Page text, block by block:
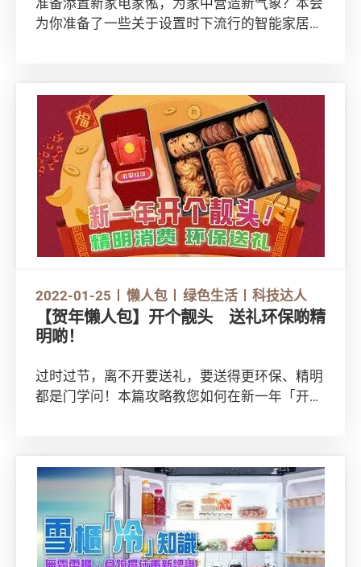
为你准备了一些关于设置时下流行的智能家居，
2022-01-25 懒人包 绿色生活 科技达人
【贺年懒人包】开个靓头 送礼环保啲精
明啲！
过时过节，离不开要送礼，要送得更环保、精明
都是门学问！本篇攻略教您如何在新一年「开个